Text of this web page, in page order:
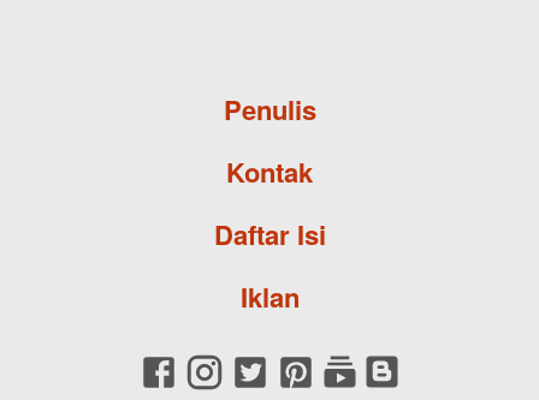
Penulis
Kontak
Daftar Isi
Iklan